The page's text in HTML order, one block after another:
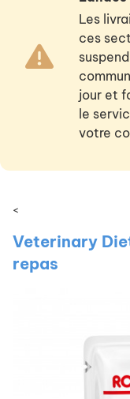
Les
ces
jour et
le
votre
<
Veterinary
repas